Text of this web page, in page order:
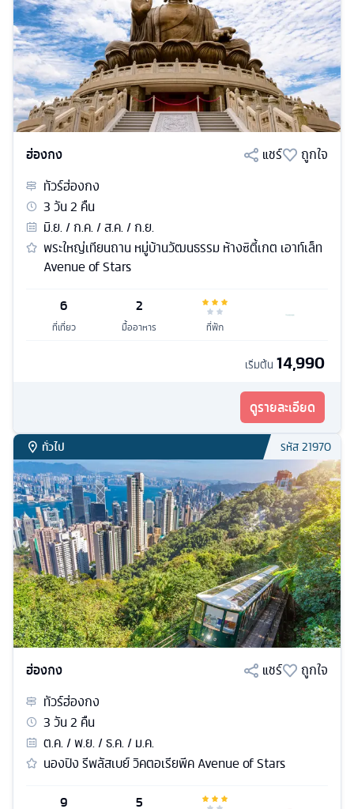
ฮ่องกง แชร์
ถูกใจ
ทัวร์ฮ่องกง
3วัน2 คืน
มิ.ย. / ก.ค. / ส.ค. / ก.ย.
พระใหญ่เทียนถาน หมู่บ้านวัฒนธรรม ห้างซิตี้เกต เอาท์เล็ท
Avenue of Stars
6
ที่เที่ยว
2
มื้ออาหาร ที่พัก
เริ่มต้น 14,990
ดูรายละเอียด
ทั่วไป รหัส21970
ฮ่องกง แชร์
ถูกใจ
ทัวร์ฮ่องกง
3วัน2 คืน
ต.ค. / พ.ย. / ธ.ค. / ม.ค.
นองปิง รีพลัสเบย์ วิคตอเรียพีค Avenue of Stars
9
5